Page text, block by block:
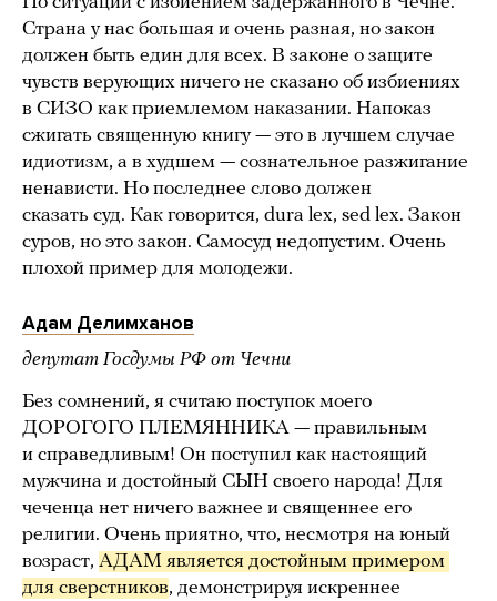
Страна у нас большая и очень разная, но закон
должен быть един для всех. В законе о защите
чувств верующих ничего не сказано об избиениях
в СИЗО как приемлемом наказании. Напоказ
сжигать священную книгу — это в лучшем случае
идиотизм, а в худшем — сознательное разжигание
ненависти. Но последнее слово должен
сказать суд. Как говорится, dura lex, sed lex. Закон
суров, но это закон. Самосуд недопустим. Очень
плохой пример для молодежи.
Адам Делимханов
депутат Госдумы РФ от Чечни
Без сомнений, я считаю поступок моего
ДОРОГОГО ПЛЕМЯННИКА — правильным
и справедливым! Он поступил как настоящий
мужчина и достойный СЫН своего народа! Для
чеченца нет ничего важнее и священнее его
религии. Очень приятно, что, несмотря на юный
возраст, АДАМ является достойным примером
для сверстников, демонстрируя искреннее